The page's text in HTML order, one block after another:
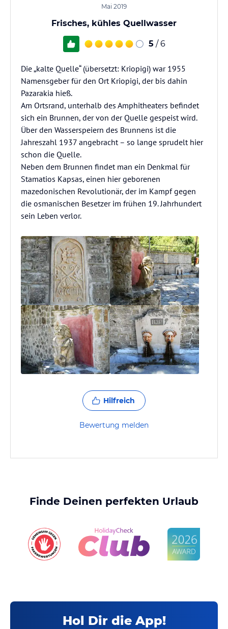
Mai 2019
Frisches, kühles Quellwasser
5 / 6
Die „kalte Quelle“ (übersetzt: Kriopigi) war 1955
Namensgeber für den Ort Kriopigi, der bis dahin
Pazarakia hieß.
Am Ortsrand, unterhalb des Amphitheaters befindet
sich ein Brunnen, der von der Quelle gespeist wird.
Über den Wasserspeiern des Brunnens ist die
Jahreszahl 1937 angebracht – so lange sprudelt hier
schon die Quelle.
Neben dem Brunnen findet man ein Denkmal für
Stamatios Kapsas, einen hier geborenen
mazedonischen Revolutionär, der im Kampf gegen
die osmanischen Besetzer im frühen 19. Jahrhundert
sein Leben verlor.
Hilfreich
Bewertung melden
Finde Deinen perfekten Urlaub
Hol Dir die App!